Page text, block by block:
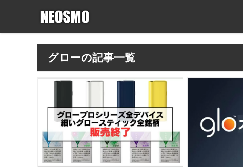
グローの記事一覧